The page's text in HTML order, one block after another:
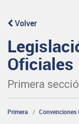
Volver
Oficiales
Primera
Primera Convenciones